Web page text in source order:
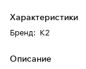
Характеристики
Бренд: K2
Описание